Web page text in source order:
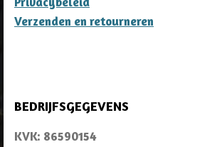
Verzenden en retourneren
BEDRIJFSGEGEVENS
KVK: 86590154